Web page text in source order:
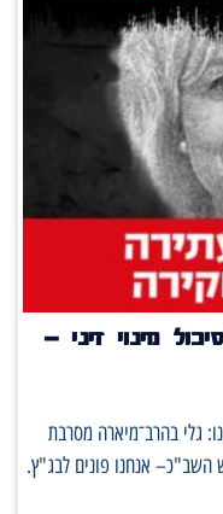
מינוי זיני –
גלי בהרב־מיארה מסרבת
השב"כ– אנחנו פונים לבג"ץ.